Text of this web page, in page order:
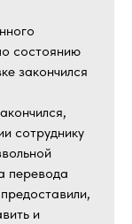
состоянию
закончился
сотруднику
перевода
и